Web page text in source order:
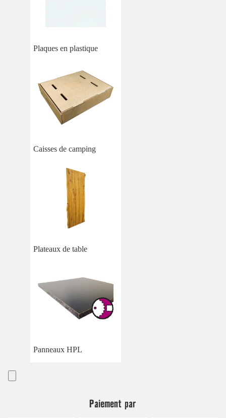
Plaques en plastique
Caisses de camping
Plateaux de table
Panneaux HPL
Paiement par